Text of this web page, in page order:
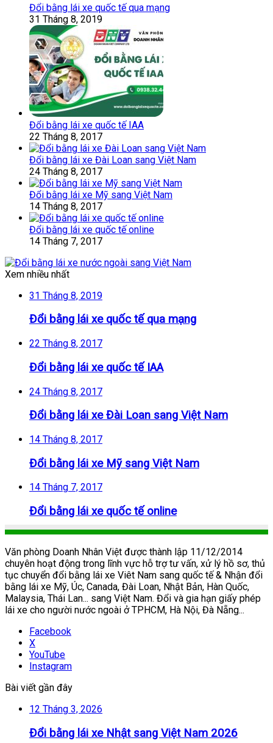
Đổi bằng lái xe quốc tế qua mạng
31 Tháng 8, 2019
Đổi bằng lái xe quốc tế IAA
22 Tháng 8, 2017
Đổi bằng lái xe Đài Loan sang Việt Nam
24 Tháng 8, 2017
Đổi bằng lái xe Mỹ sang Việt Nam
14 Tháng 8, 2017
Đổi bằng lái xe quốc tế online
14 Tháng 7, 2017
Xem nhiều nhất
31 Tháng 8, 2019
Đổi bằng lái xe quốc tế qua mạng
22 Tháng 8, 2017
Đổi bằng lái xe quốc tế IAA
24 Tháng 8, 2017
Đổi bằng lái xe Đài Loan sang Việt Nam
14 Tháng 8, 2017
Đổi bằng lái xe Mỹ sang Việt Nam
14 Tháng 7, 2017
Đổi bằng lái xe quốc tế online
Văn phòng Doanh Nhân Việt được thành lập 11/12/2014
chuyên hoạt động trong lĩnh vực hỗ trợ tư vấn, xử lý hồ sơ, thủ
tục chuyển đổi bằng lái xe Viêt Nam sang quốc tế & Nhận đổi
bằng lái xe Mỹ, Úc, Canada, Đài Loan, Nhật Bản, Hàn Quốc,
Malaysia, Thái Lan... sang Việt Nam. Đổi và gia hạn giấy phép
lái xe cho người nước ngoài ở TPHCM, Hà Nội, Đà Nẵng...
Facebook
X
YouTube
Instagram
Bài viết gần đây
12 Tháng 3, 2026
Đổi bằng lái xe Nhật sang Việt Nam 2026